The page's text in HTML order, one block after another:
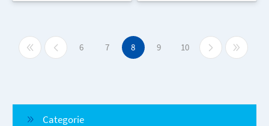
6 7 8 9 10
Categorie